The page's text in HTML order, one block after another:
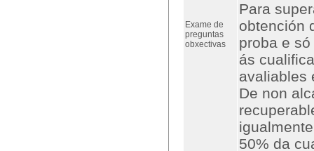
Exame de
preguntas
obxectivas
Para
obtención
proba e
ás
avaliables
De non
50% da